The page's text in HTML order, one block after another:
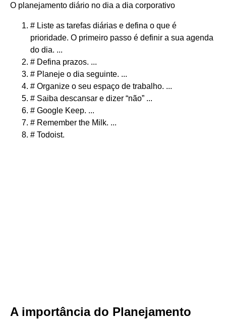
O planejamento diário no dia a dia corporativo
# Liste as tarefas diárias e defina o que é
prioridade. O primeiro passo é definir a sua agenda
do dia. ...
# Defina prazos. ...
# Planeje o dia seguinte. ...
# Organize o seu espaço de trabalho. ...
# Saiba descansar e dizer “não” ...
# Google Keep. ...
# Remember the Milk. ...
# Todoist.
A importância do Planejamento